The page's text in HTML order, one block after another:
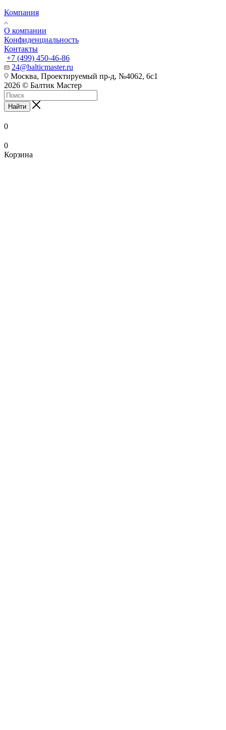
Компания
О компании
Конфиденциальность
Контакты
+7 (499) 450-46-86
24@balticmaster.ru
Москва, Проектируемый пр-д, №4062, 6с1
2026 © Балтик Мастер
Найти
0
0
Корзина